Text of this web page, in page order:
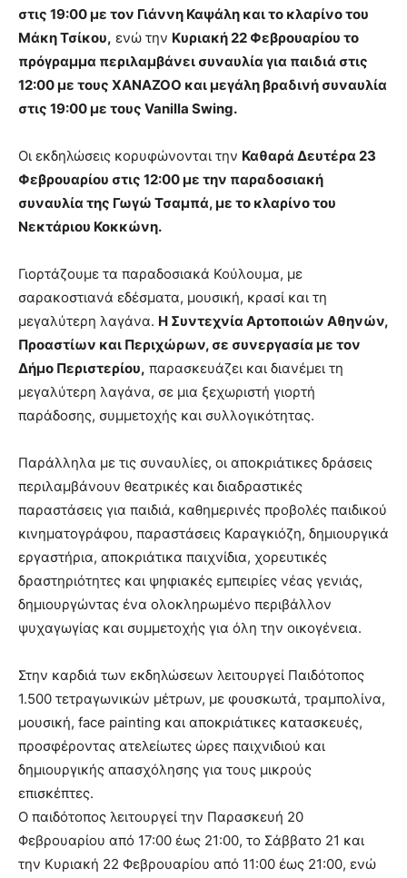
στις 19:00 με τον Γιάννη Καψάλη και το κλαρίνο του
Μάκη Τσίκου, ενώ την Κυριακή 22 Φεβρουαρίου το
πρόγραμμα περιλαμβάνει συναυλία για παιδιά στις
12:00 με τους XANAZOO και μεγάλη βραδινή συναυλία
στις 19:00 με τους Vanilla Swing.
Οι εκδηλώσεις κορυφώνονται την Καθαρά Δευτέρα 23
Φεβρουαρίου στις 12:00 με την παραδοσιακή
συναυλία της Γωγώ Τσαμπά, με το κλαρίνο του
Νεκτάριου Κοκκώνη.
Γιορτάζουμε τα παραδοσιακά Κούλουμα, με
σαρακοστιανά εδέσματα, μουσική, κρασί και τη
μεγαλύτερη λαγάνα. Η Συντεχνία Αρτοποιών Αθηνών,
Προαστίων και Περιχώρων, σε συνεργασία με τον
Δήμο Περιστερίου, παρασκευάζει και διανέμει τη
μεγαλύτερη λαγάνα, σε μια ξεχωριστή γιορτή
παράδοσης, συμμετοχής και συλλογικότητας.
Παράλληλα με τις συναυλίες, οι αποκριάτικες δράσεις
περιλαμβάνουν θεατρικές και διαδραστικές
παραστάσεις για παιδιά, καθημερινές προβολές παιδικού
κινηματογράφου, παραστάσεις Καραγκιόζη, δημιουργικά
εργαστήρια, αποκριάτικα παιχνίδια, χορευτικές
δραστηριότητες και ψηφιακές εμπειρίες νέας γενιάς,
δημιουργώντας ένα ολοκληρωμένο περιβάλλον
ψυχαγωγίας και συμμετοχής για όλη την οικογένεια.
Στην καρδιά των εκδηλώσεων λειτουργεί Παιδότοπος
1.500 τετραγωνικών μέτρων, με φουσκωτά, τραμπολίνα,
μουσική, face painting και αποκριάτικες κατασκευές,
προσφέροντας ατελείωτες ώρες παιχνιδιού και
δημιουργικής απασχόλησης για τους μικρούς
επισκέπτες.
Ο παιδότοπος λειτουργεί την Παρασκευή 20
Φεβρουαρίου από 17:00 έως 21:00, το Σάββατο 21 και
την Κυριακή 22 Φεβρουαρίου από 11:00 έως 21:00, ενώ